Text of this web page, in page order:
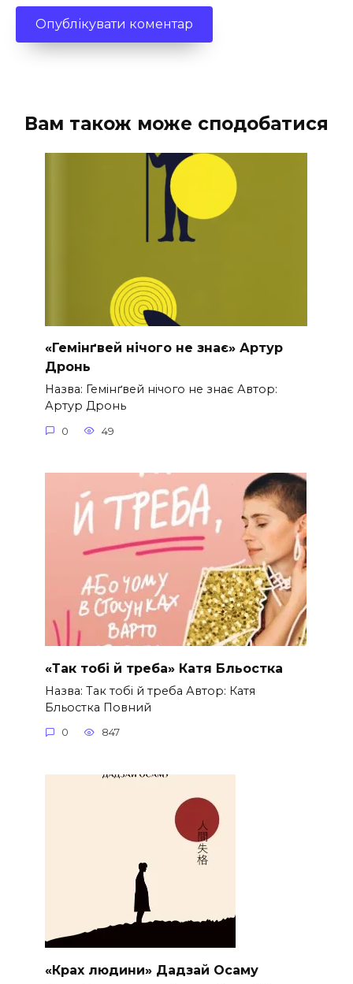
Вам також може сподобатися
«Гемінґвей нічого не знає» Артур
Дронь
Назва: Гемінґвей нічого не знає Автор:
Артур Дронь
0 49
«Так тобі й треба» Катя Бльостка
Назва: Так тобі й треба Автор: Катя
Бльостка Повний
0 847
«Крах людини» Дадзай Осаму